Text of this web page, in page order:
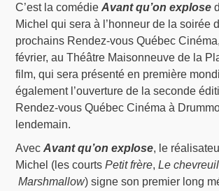
C’est la comédieAvant qu’on explose
Michel qui sera à l’honneur de la soirée
prochains Rendez-vous Québec
février, au Théâtre Maisonneuve de la
film, qui sera présenté en première
également l’ouverture de la seconde
Rendez-vous Québec Cinéma à
lendemain.
AvecAvant qu’on explose, le
Michel (les courtsPetit frère,Le chevreuil
Marshmallow) signe son premier long